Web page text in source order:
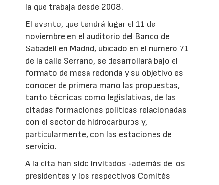
la que trabaja desde 2008.
El evento, que tendrá lugar el 11 de
noviembre en el auditorio del Banco de
Sabadell en Madrid, ubicado en el número 71
de la calle Serrano, se desarrollará bajo el
formato de mesa redonda y su objetivo es
conocer de primera mano las propuestas,
tanto técnicas como legislativas, de las
citadas formaciones políticas relacionadas
con el sector de hidrocarburos y,
particularmente, con las estaciones de
servicio.
A la cita han sido invitados -además de los
presidentes y los respectivos Comités